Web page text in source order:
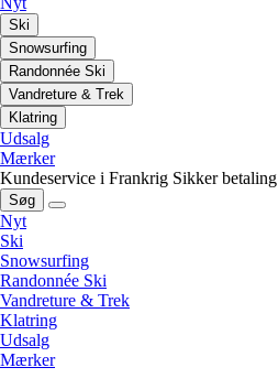
Ski
Snowsurfing
Randonnée Ski
Vandreture & Trek
Klatring
Udsalg
Mærker
Kundeservice i Frankrig Sikker betaling
Søg
Nyt
Ski
Snowsurfing
Randonnée Ski
Vandreture & Trek
Klatring
Udsalg
Mærker